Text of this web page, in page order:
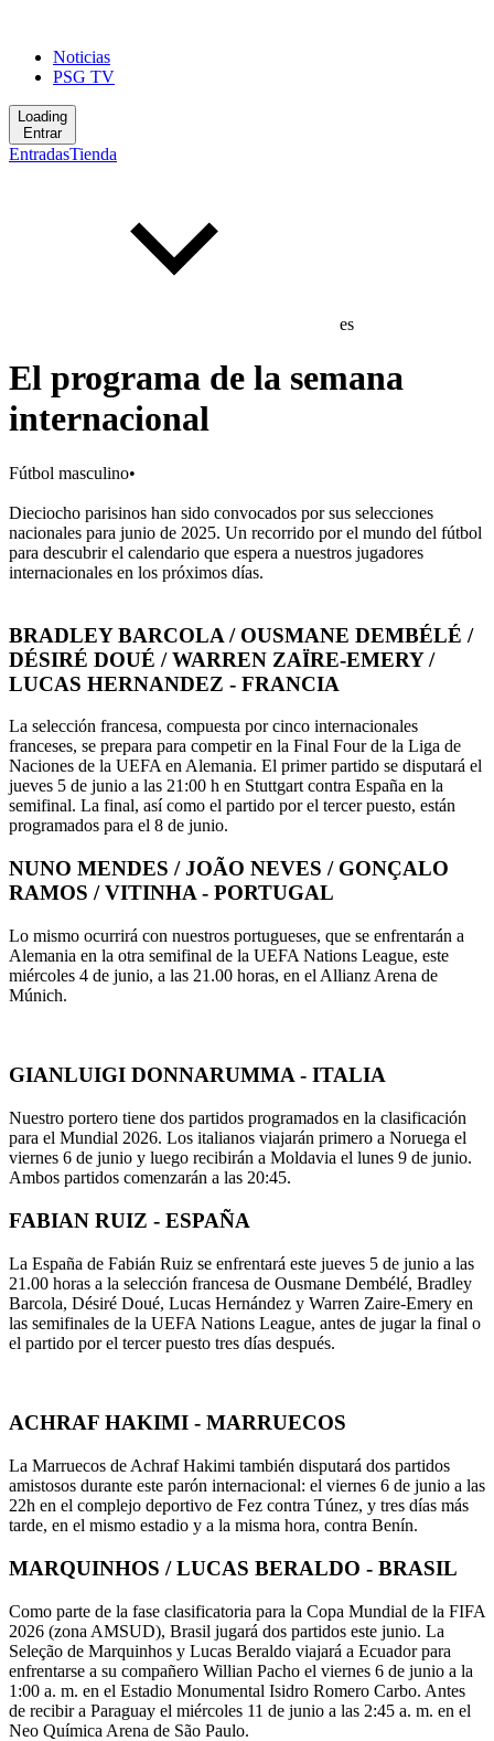
Noticias
PSG TV
Loading
Entrar
EntradasTienda
es
El programa de la semana
internacional
Fútbol masculino•
Dieciocho parisinos han sido convocados por sus selecciones
nacionales para junio de 2025. Un recorrido por el mundo del fútbol
para descubrir el calendario que espera a nuestros jugadores
internacionales en los próximos días.
BRADLEY BARCOLA / OUSMANE DEMBÉLÉ /
DÉSIRÉ DOUÉ / WARREN ZAÏRE-EMERY /
LUCAS HERNANDEZ - FRANCIA
La selección francesa, compuesta por cinco internacionales
franceses, se prepara para competir en la Final Four de la Liga de
Naciones de la UEFA en Alemania. El primer partido se disputará el
jueves 5 de junio a las 21:00 h en Stuttgart contra España en la
semifinal. La final, así como el partido por el tercer puesto, están
programados para el 8 de junio.
NUNO MENDES / JOÃO NEVES / GONÇALO
RAMOS / VITINHA - PORTUGAL
Lo mismo ocurrirá con nuestros portugueses, que se enfrentarán a
Alemania en la otra semifinal de la UEFA Nations League, este
miércoles 4 de junio, a las 21.00 horas, en el Allianz Arena de
Múnich.
GIANLUIGI DONNARUMMA - ITALIA
Nuestro portero tiene dos partidos programados en la clasificación
para el Mundial 2026. Los italianos viajarán primero a Noruega el
viernes 6 de junio y luego recibirán a Moldavia el lunes 9 de junio.
Ambos partidos comenzarán a las 20:45.
FABIAN RUIZ - ESPAÑA
La España de Fabián Ruiz se enfrentará este jueves 5 de junio a las
21.00 horas a la selección francesa de Ousmane Dembélé, Bradley
Barcola, Désiré Doué, Lucas Hernández y Warren Zaire-Emery en
las semifinales de la UEFA Nations League, antes de jugar la final o
el partido por el tercer puesto tres días después.
ACHRAF HAKIMI - MARRUECOS
La Marruecos de Achraf Hakimi también disputará dos partidos
amistosos durante este parón internacional: el viernes 6 de junio a las
22h en el complejo deportivo de Fez contra Túnez, y tres días más
tarde, en el mismo estadio y a la misma hora, contra Benín.
MARQUINHOS / LUCAS BERALDO - BRASIL
Como parte de la fase clasificatoria para la Copa Mundial de la FIFA
2026 (zona AMSUD), Brasil jugará dos partidos este junio. La
Seleção de Marquinhos y Lucas Beraldo viajará a Ecuador para
enfrentarse a su compañero Willian Pacho el viernes 6 de junio a la
1:00 a. m. en el Estadio Monumental Isidro Romero Carbo. Antes
de recibir a Paraguay el miércoles 11 de junio a las 2:45 a. m. en el
Neo Química Arena de São Paulo.